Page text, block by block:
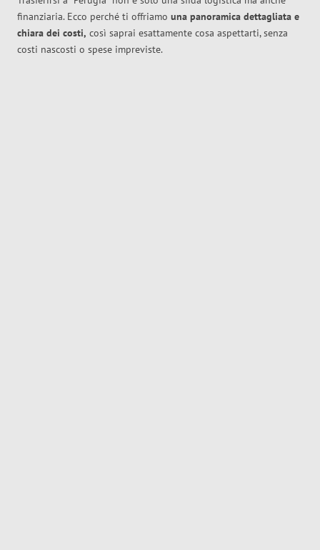
finanziaria. Ecco perché ti offriamo una panoramica dettagliata e
chiara dei costi, così saprai esattamente cosa aspettarti, senza
costi nascosti o spese impreviste.